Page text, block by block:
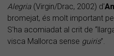
Alegria (Virgin/Drac, 2002) d'
bromejat, és molt important
S'ha acomiadat al crit de
visca Mallorca sense guiris”.